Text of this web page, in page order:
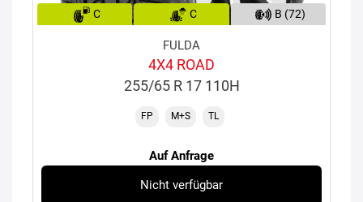
C C B (72)
FULDA
4X4 ROAD
255/65 R 17 110H
FP M+S TL
Auf Anfrage
Nicht verfügbar